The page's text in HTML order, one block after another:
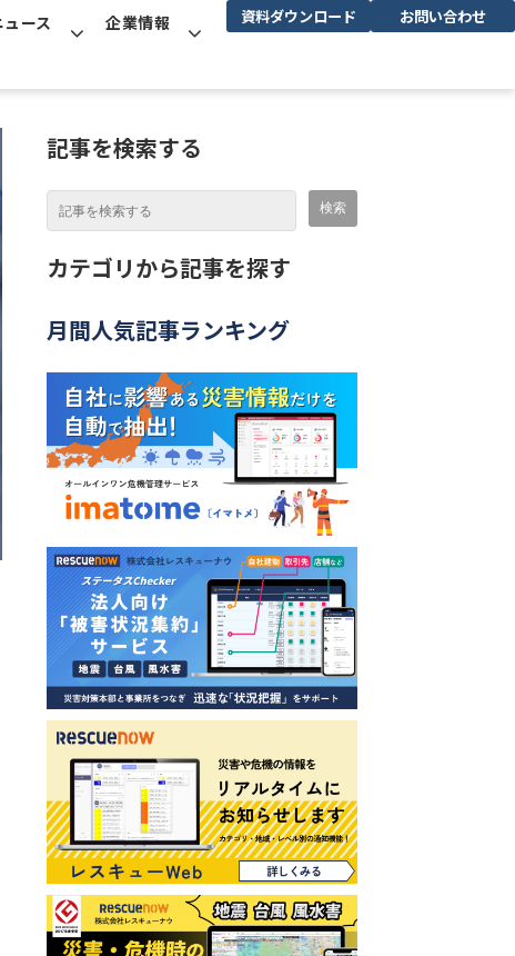
ュース
企業情報
資料ダウンロード お問い合わせ
記事を検索する
カテゴリから記事を探す
月間人気記事ランキング